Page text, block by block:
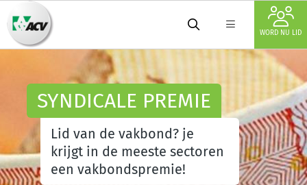
WORD NU LID
SYNDICALE PREMIE
Lid van de vakbond? je
krijgt in de meeste sectoren
een vakbondspremie!